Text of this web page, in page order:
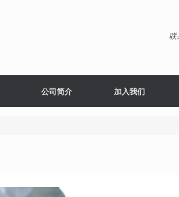
联
公司简介 加入我们